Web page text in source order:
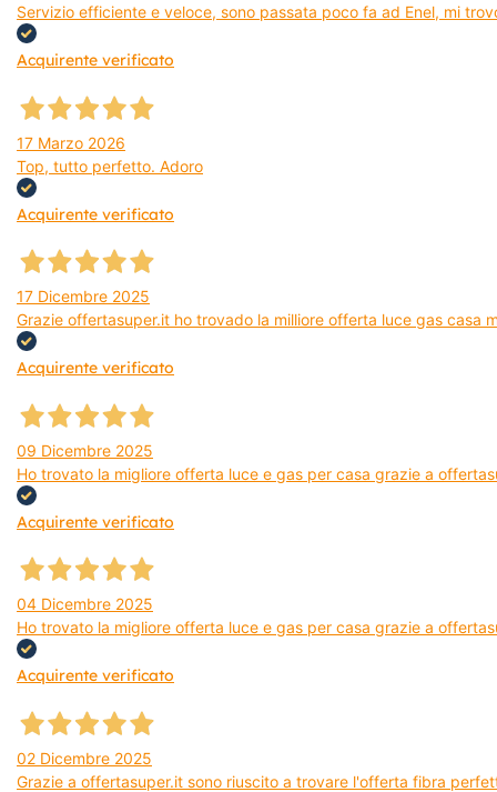
Servizio efficiente e veloce, sono passata poco fa ad Enel, mi
Acquirente verificato
17 Marzo 2026
Top, tutto perfetto. Adoro
Acquirente verificato
17 Dicembre 2025
Grazie offertasuper.it ho trovado la milliore offerta luce gas casa
Acquirente verificato
09 Dicembre 2025
Ho trovato la migliore offerta luce e gas per casa grazie a
Acquirente verificato
04 Dicembre 2025
Ho trovato la migliore offerta luce e gas per casa grazie a
Acquirente verificato
02 Dicembre 2025
Grazie a offertasuper.it sono riuscito a trovare l'offerta fibra